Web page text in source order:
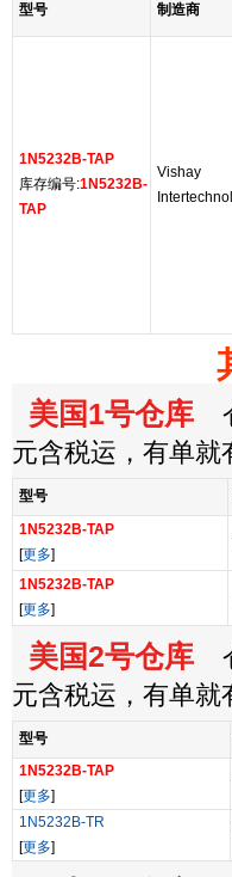
型号 制造商
1N5232B-TAP
库存编号:1N5232B-
TAP
Vishay
美国1号仓库
元含税运，有单就
型号
1N5232B-TAP
[更多]
1N5232B-TAP
[更多]
美国2号仓库
元含税运，有单就
型号
1N5232B-TAP
[更多]
1N5232B-TR
[更多]